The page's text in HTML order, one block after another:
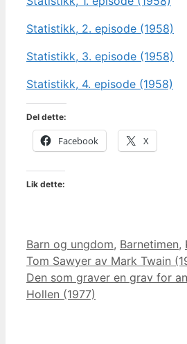
Statistikk, 2. episode (1958)
Statistikk, 3. episode (1958)
Statistikk, 4. episode (1958)
Del dette:
Facebook X
Lik dette:
Kategorier
Barn og ungdom, Barnetimen,
Tom Sawyer av Mark Twain
Den som graver en grav for
Hollen (1977)